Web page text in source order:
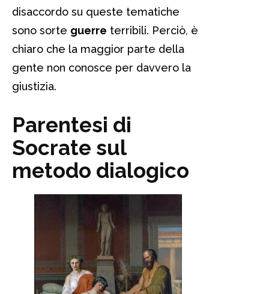
disaccordo su queste tematiche
sono sorte guerre terribili. Perciò, è
chiaro che la maggior parte della
gente non conosce per davvero la
giustizia.
Parentesi di
Socrate sul
metodo dialogico